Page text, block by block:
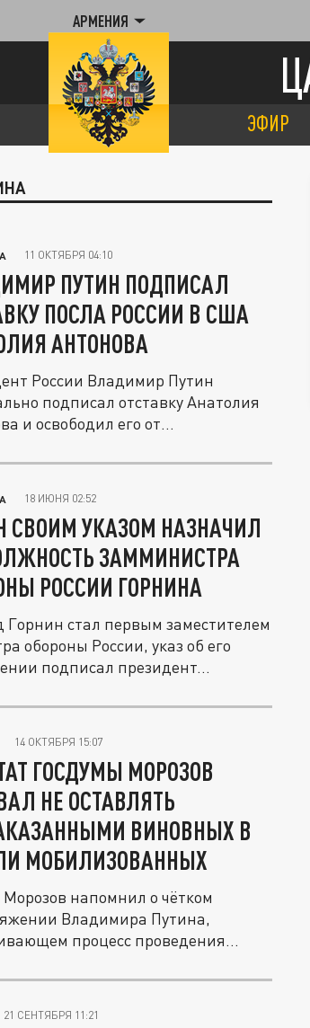
АРМЕНИЯ
ЭФИР
11 ОКТЯБРЯ 04:10
ПУТИН ПОДПИСАЛ
ПОСЛА РОССИИ В США
АНТОНОВА
России Владимир Путин
подписал отставку Анатолия
и освободил его от
18 ИЮНЯ 02:52
СВОИМ УКАЗОМ НАЗНАЧИЛ
ЗАММИНИСТРА
РОССИИ ГОРНИНА
Горнин стал первым заместителем
обороны России, указ об его
подписал президент...
14 ОКТЯБРЯ 15:07
ГОСДУМЫ МОРОЗОВ
НЕ ОСТАВЛЯТЬ
ВИНОВНЫХ В
МОБИЛИЗОВАННЫХ
Морозов напомнил о чётком
Владимира Путина,
процесс проведения
21 СЕНТЯБРЯ 11:21